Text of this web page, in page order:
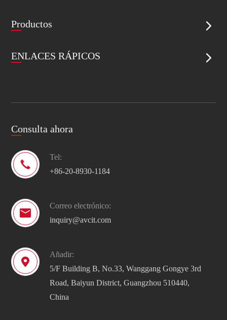
Productos 
ENLACES RÁPICOS 
Consulta ahora

Tel:
+86-20-8930-1184

Correo electrónico:
inquiry@avcit.com

Añadir:
5/F Building B, No.33, Wanggang Gongye 3rd
Road, Baiyun District, Guangzhou 510440,
China